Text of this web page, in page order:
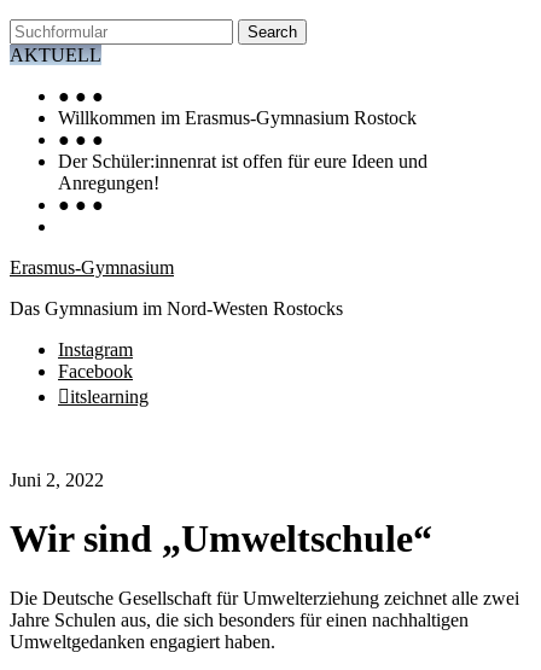
Search
AKTUELL
● ● ●
Willkommen im Erasmus-Gymnasium Rostock
● ● ●
Der Schüler:innenrat ist offen für eure Ideen und
Anregungen!
● ● ●
Erasmus-Gymnasium
Das Gymnasium im Nord-Westen Rostocks
Instagram
Facebook
itslearning
Juni 2, 2022
Wir sind „Umweltschule“
Die Deutsche Gesellschaft für Umwelterziehung zeichnet alle zwei
Jahre Schulen aus, die sich besonders für einen nachhaltigen
Umweltgedanken engagiert haben.